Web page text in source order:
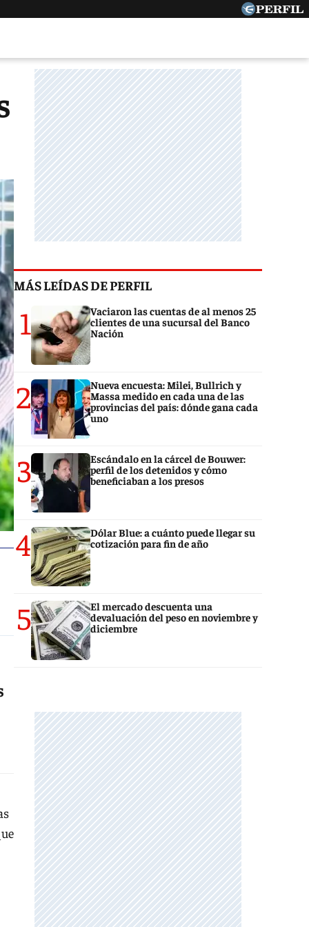
MÁS LEÍDAS DE PERFIL
1
Vaciaron las cuentas de al menos 25
clientes de una sucursal del Banco
Nación
2
Nueva encuesta: Milei, Bullrich y
Massa medido en cada una de las
provincias del país: dónde gana cada
uno
3
Escándalo en la cárcel de Bouwer:
perfil de los detenidos y cómo
beneficiaban a los presos
4
Dólar Blue: a cuánto puede llegar su
cotización para fin de año
5
El mercado descuenta una
devaluación del peso en noviembre y
diciembre